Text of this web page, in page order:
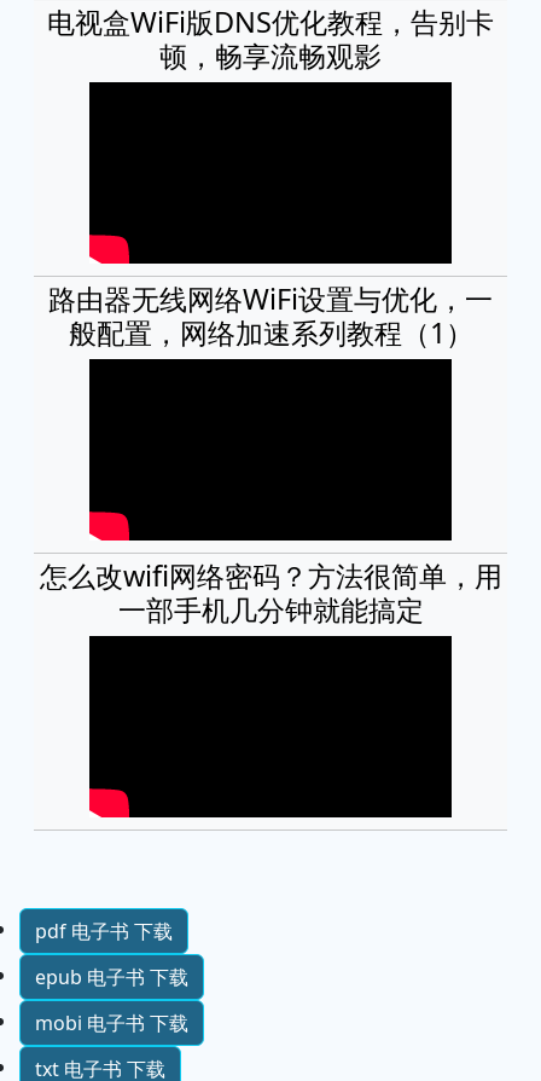
电视盒WiFi版DNS优化教程，告别卡
顿，畅享流畅观影
路由器无线网络WiFi设置与优化，一
般配置，网络加速系列教程（1）
怎么改wifi网络密码？方法很简单，用
一部手机几分钟就能搞定
pdf 电子书 下载
epub 电子书 下载
mobi 电子书 下载
txt 电子书 下载